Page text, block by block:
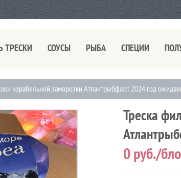
ТРЕСКИ СОУСЫ РЫБА СПЕЦИИ
корабельной заморозки Атлантрыбфлот 2024 год
Треска
0руб./